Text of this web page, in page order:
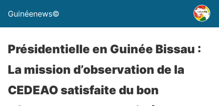
Guinéenews©
Présidentielle en Guinée Bissau :
La mission d’observation de la
CEDEAO satisfaite du bon